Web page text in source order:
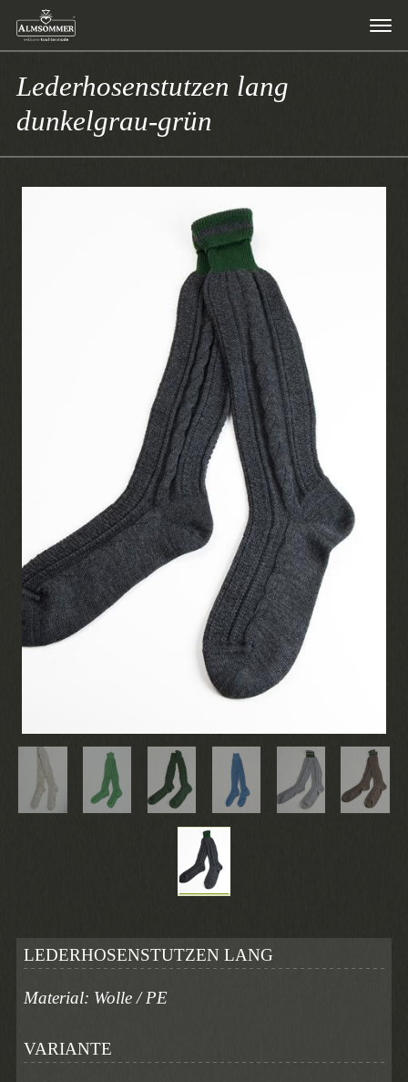
Lederhosenstutzen lang
dunkelgrau-grün
LEDERHOSENSTUTZEN LANG
Material: Wolle / PE
VARIANTE